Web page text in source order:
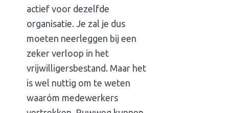
actief voor dezelfde
organisatie. Je zal je dus
moeten neerleggen bij een
zeker verloop in het
vrijwilligersbestand. Maar het
is wel nuttig om te weten
waaróm medewerkers